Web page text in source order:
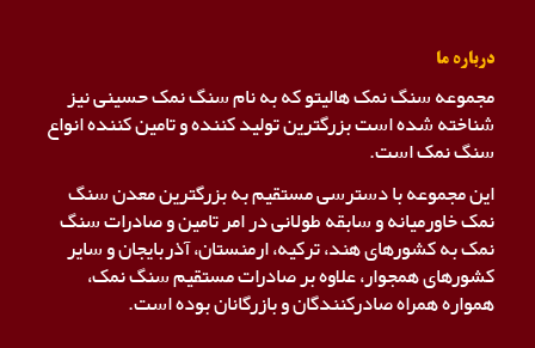
درباره ما
مجموعه سنگ نمک هالیتو که به نام سنگ نمک حسینی نیز
شناخته شده است بزرگترین تولید کننده و تامین کننده انواع
سنگ نمک است.
این مجموعه با دسترسی مستقیم به بزرگترین معدن سنگ
نمک خاورمیانه و سابقه طولانی در امر تامین و صادرات سنگ
نمک به کشورهای هند، ترکیه، ارمنستان، آذربایجان و سایر
کشورهای همجوار، علاوه بر صادرات مستقیم سنگ نمک،
همواره همراه صادرکنندگان و بازرگانان بوده است.